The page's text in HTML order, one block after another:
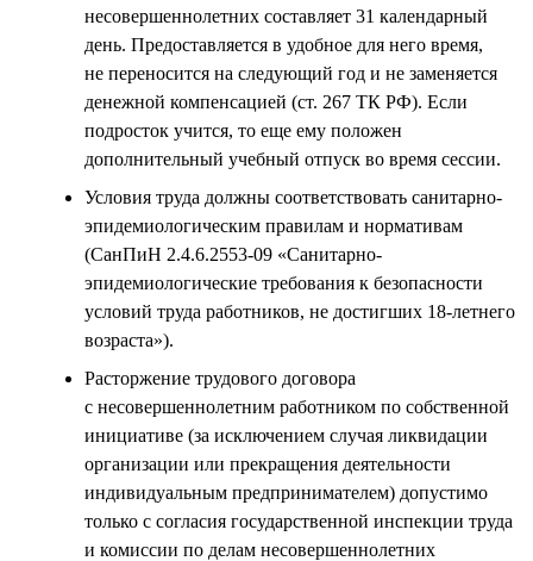
несовершеннолетних составляет 31 календарный
день. Предоставляется в удобное для него время,
не переносится на следующий год и не заменяется
денежной компенсацией (ст. 267 ТК РФ). Если
подросток учится, то еще ему положен
дополнительный учебный отпуск во время сессии.
Условия труда должны соответствовать санитарно-
эпидемиологическим правилам и нормативам
(СанПиН 2.4.6.2553-09 «Санитарно-
эпидемиологические требования к безопасности
условий труда работников, не достигших 18-летнего
возраста»).
Расторжение трудового договора
с несовершеннолетним работником по собственной
инициативе (за исключением случая ликвидации
организации или прекращения деятельности
индивидуальным предпринимателем) допустимо
только с согласия государственной инспекции труда
и комиссии по делам несовершеннолетних